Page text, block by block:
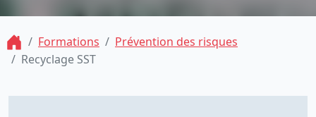
Formations
Prévention des risques
Recyclage SST